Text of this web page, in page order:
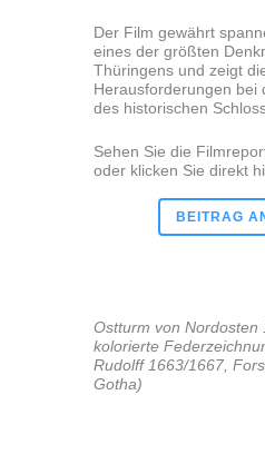
Der Film gewährt
eines der größten
Thüringens und zeigt
Herausforderungen bei
des historischen
Sehen Sie die
oder klicken Sie direkt
BEITRAG
Ostturm von Nordosten
kolorierte
Rudolff 1663/1667,
Gotha)